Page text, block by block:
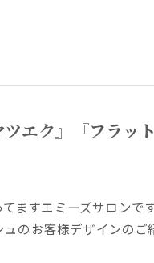
ツエク』『フラッ
ますエミーズサロン
のお客様デザインの